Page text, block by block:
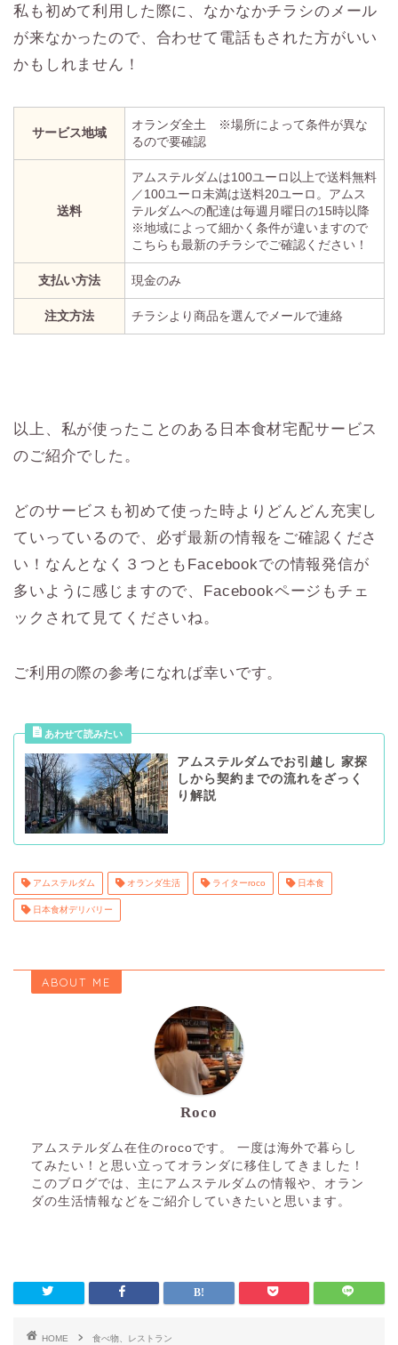
私も初めて利用した際に、なかなかチラシのメール
が来なかったので、合わせて電話もされた方がいい
かもしれません！
サービス地域
オランダ全土 ※場所によって条件が異な
るので要確認
送料
アムステルダムは100ユーロ以上で送料無料
／100ユーロ未満は送料20ユーロ。アムス
テルダムへの配達は毎週月曜日の15時以降
※地域によって細かく条件が違いますので
こちらも最新のチラシでご確認ください！
支払い方法 現金のみ
注文方法 チラシより商品を選んでメールで連絡
以上、私が使ったことのある日本食材宅配サービス
のご紹介でした。
どのサービスも初めて使った時よりどんどん充実し
ていっているので、必ず最新の情報をご確認くださ
い！なんとなく３つともFacebookでの情報発信が
多いように感じますので、Facebookページもチェ
ックされて見てくださいね。
ご利用の際の参考になれば幸いです。
アムステルダムでお引越し 家探
しから契約までの流れをざっく
り解説
アムステルダム オランダ生活 ライターroco 日本食
日本食材デリバリー
ABOUT ME
Roco
アムステルダム在住のrocoです。 一度は海外で暮らし
てみたい！と思い立ってオランダに移住してきました！
このブログでは、主にアムステルダムの情報や、オラン
ダの生活情報などをご紹介していきたいと思います。
HOME
食べ物、レストラン